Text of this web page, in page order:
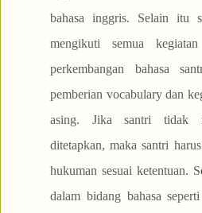
bahasa inggris. Selain itu
mengikuti semua
perkembangan bahasa
pemberian vocabulary dan
asing. Jika santri tidak
ditetapkan, maka santri
hukuman sesuai ketentuan.
dalam bidang bahasa